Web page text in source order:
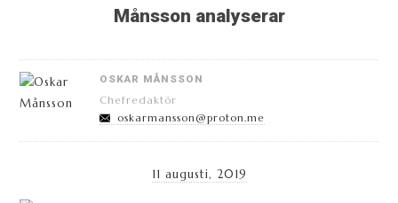
Månsson analyserar
OSKAR MÅNSSON
Chefredaktör
oskarmansson@proton.me
11 augusti, 2019